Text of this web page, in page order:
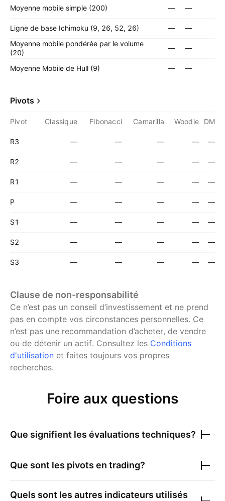
Moyenne mobile simple (200) — —
Ligne de base Ichimoku (9, 26, 52, 26) —
—
Moyenne mobile pondérée par le volume
(20)
— —
Moyenne Mobile de Hull (9) — —
Pivots
Pivot Classique Fibonacci Camarilla Woodie DM
R3 — — — — —
R2 — — — — —
R1 — — — — —
P — — — — —
S1 — — — — —
S2 — — — — —
S3 — — — — —
Clause de non-responsabilité
Ce n’est pas un conseil d’investissement et ne prend
pas en compte vos circonstances personnelles. Ce
n’est pas une recommandation d’acheter, de vendre
ou de détenir un actif. Consultez les Conditions
d'utilisation et faites toujours vos propres
recherches.
Foire aux questions
Que signifient les évaluations techniques?
Que sont les pivots en trading?
Quels sont les autres indicateurs utilisés